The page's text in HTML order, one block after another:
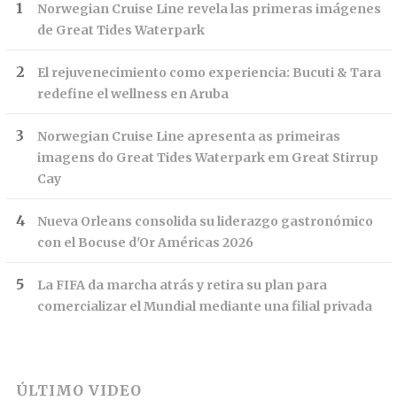
Norwegian Cruise Line revela las primeras imágenes
de Great Tides Waterpark
El rejuvenecimiento como experiencia: Bucuti & Tara
redefine el wellness en Aruba
Norwegian Cruise Line apresenta as primeiras
imagens do Great Tides Waterpark em Great Stirrup
Cay
Nueva Orleans consolida su liderazgo gastronómico
con el Bocuse d'Or Américas 2026
La FIFA da marcha atrás y retira su plan para
comercializar el Mundial mediante una filial privada
ÚLTIMO VIDEO